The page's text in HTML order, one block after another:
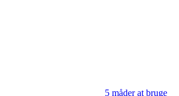
5 måder at bruge